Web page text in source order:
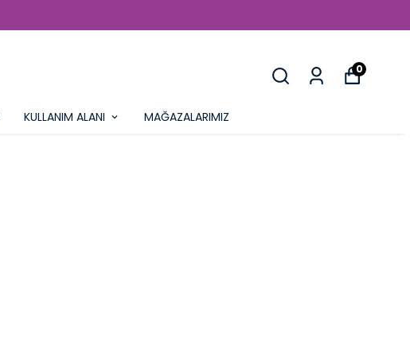
KULLANIM ALANI MAĞAZALARIMIZ
0